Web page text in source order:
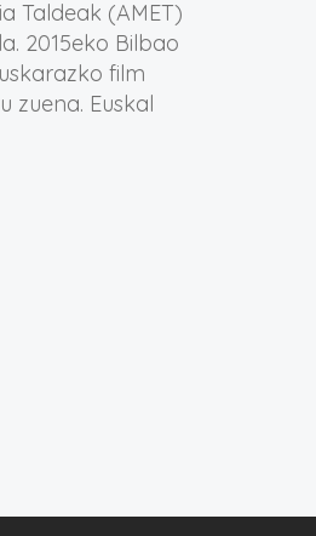
Taldeak (AMET)
2015eko Bilbao
film
zuena. Euskal